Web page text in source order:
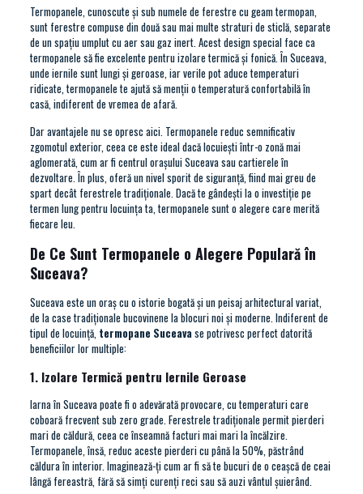
Termopanele, cunoscute și sub numele de ferestre cu geam termopan,
sunt ferestre compuse din două sau mai multe straturi de sticlă, separate
de un spațiu umplut cu aer sau gaz inert. Acest design special face ca
termopanele să fie excelente pentru izolare termică și fonică. În Suceava,
unde iernile sunt lungi și geroase, iar verile pot aduce temperaturi
ridicate, termopanele te ajută să menții o temperatură confortabilă în
casă, indiferent de vremea de afară.
Dar avantajele nu se opresc aici. Termopanele reduc semnificativ
zgomotul exterior, ceea ce este ideal dacă locuiești într-o zonă mai
aglomerată, cum ar fi centrul orașului Suceava sau cartierele în
dezvoltare. În plus, oferă un nivel sporit de siguranță, fiind mai greu de
spart decât ferestrele tradiționale. Dacă te gândești la o investiție pe
termen lung pentru locuința ta, termopanele sunt o alegere care merită
fiecare leu.
De Ce Sunt Termopanele o Alegere Populară în
Suceava?
Suceava este un oraș cu o istorie bogată și un peisaj arhitectural variat,
de la case tradiționale bucovinene la blocuri noi și moderne. Indiferent de
tipul de locuință, termopane Suceavase potrivesc perfect datorită
beneficiilor lor multiple:
1. Izolare Termică pentru Iernile Geroase
Iarna în Suceava poate fi o adevărată provocare, cu temperaturi care
coboară frecvent sub zero grade. Ferestrele tradiționale permit pierderi
mari de căldură, ceea ce înseamnă facturi mai mari la încălzire.
Termopanele, însă, reduc aceste pierderi cu până la 50%, păstrând
căldura în interior. Imaginează-ți cum ar fi să te bucuri de o ceașcă de ceai
lângă fereastră, fără să simți curenți reci sau să auzi vântul șuierând.